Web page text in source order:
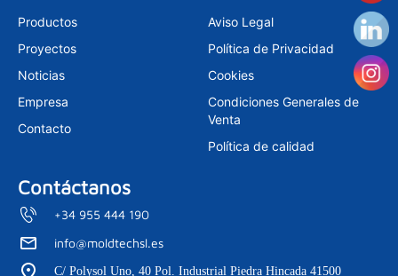
a
g
a
e
d
n
Productos
Proyectos
Noticias
Empresa
Contacto
Aviso Legal
Política de Privacidad
Cookies
Condiciones Generales de
Venta
Política de calidad
Contáctanos
+34 955 444 190
info@moldtechsl.es
C/ Polysol Uno, 40 Pol. Industrial Piedra Hincada 41500